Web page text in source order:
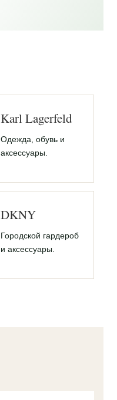
Karl Lagerfeld
Одежда, обувь и
аксессуары.
DKNY
Городской гардероб
и аксессуары.